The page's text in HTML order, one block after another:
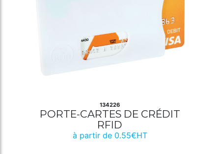
134226
PORTE-CARTES DE CRÉDIT
RFID
à partir de 0.55€HT